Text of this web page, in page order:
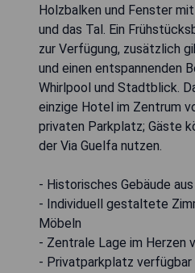
Holzbalken und Fenster
und das Tal. Ein
zur Verfügung, zusätzlich
und einen entspannenden
Whirlpool und Stadtblick.
einzige Hotel im Zentrum
privaten Parkplatz; Gäste
der Via Guelfa nutzen.
- Historisches Gebäude
- Individuell gestaltete
Möbeln
- Zentrale Lage im Herzen
- Privatparkplatz verfügbar